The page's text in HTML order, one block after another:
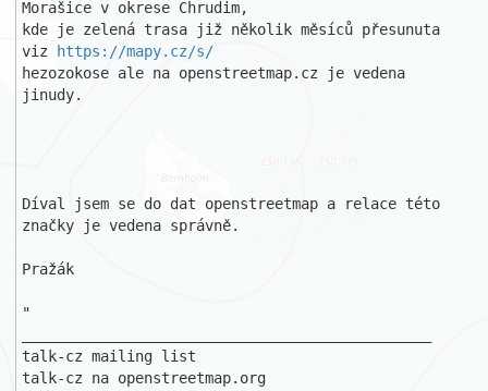
Morašice v okrese Chrudim,
kde je zelená trasa již několik měsíců přesunuta
viz
https://mapy.cz/s/
hezozokose ale na openstreetmap.cz je vedena
jinudy.
Díval jsem se do dat openstreetmap a relace této
značky je vedena správně.
Pražák
"
talk-cz mailing list